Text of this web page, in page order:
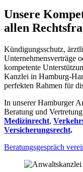
Unsere
allen
Kündigungsschutz,
Unternehmensverträge
kompetente
Kanzlei in Hamburg-
perfekten Rahmen für
In unserer Hamburger
Beratung und
Medizinrecht,
Versicherungsrecht.
Beratungsgespräch